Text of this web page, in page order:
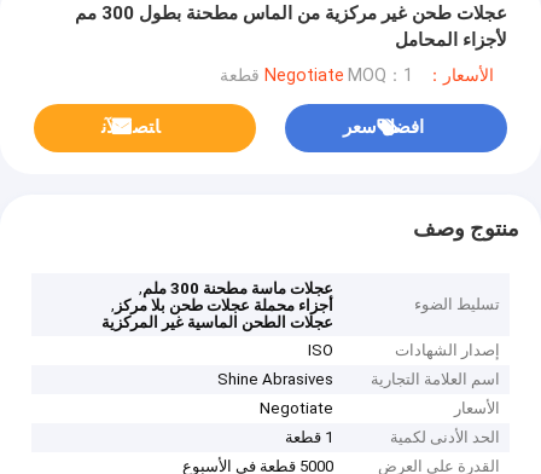
عجلات طحن غير مركزية من الماس مطحنة بطول 300 مم
لأجزاء المحامل
الأسعار：Negotiate MOQ：1 قطعة
افضل سعر ﺎﺘﺼﻟ ﺍﻶﻧ
منتوج وصف
تسليط الضوء
عجلات ماسة مطحنة 300 ملم
,
أجزاء محملة عجلات طحن بلا مركز ,
عجلات الطحن الماسية غير المركزية
إصدار الشهادات
ISO
اسم العلامة التجارية
Shine Abrasives
الأسعار
Negotiate
الحد الأدنى لكمية
1 قطعة
القدرة على العرض
5000 قطعة في الأسبوع